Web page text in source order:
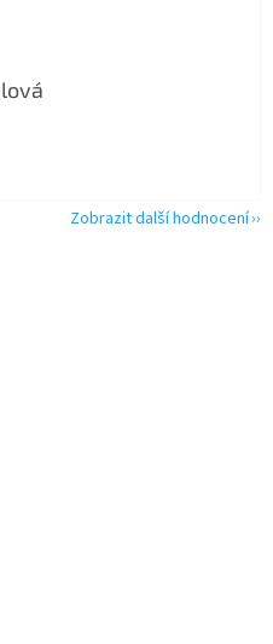
je 5 z 5 hvězdiček.
je 5 z 5 hvězdiček.
Zobrazit další hodnocení